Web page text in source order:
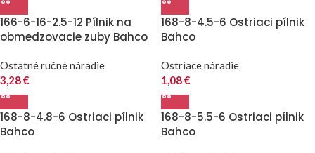
166-6-16-2.5-12 Pílnik na
obmedzovacie zuby Bahco
Ostatné ručné náradie
3,28€
168-8-4.5-6 Ostriaci pílnik
Bahco
Ostriace náradie
1,08€
168-8-4.8-6 Ostriaci pílnik
Bahco
168-8-5.5-6 Ostriaci pílnik
Bahco